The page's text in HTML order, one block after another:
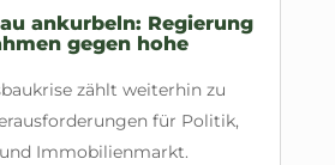
ankurbeln: Regierung
gegen hohe
zählt weiterhin zu
für Politik,
Immobilienmarkt.